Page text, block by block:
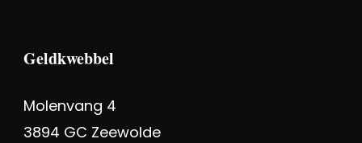
Geldkwebbel
Molenvang 4
3894 GC Zeewolde